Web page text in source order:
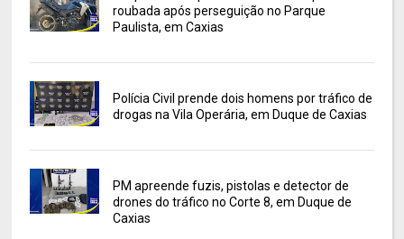
roubada após perseguição no Parque
Paulista, em Caxias
Polícia Civil prende dois homens por tráfico de
drogas na Vila Operária, em Duque de Caxias
PM apreende fuzis, pistolas e detector de
drones do tráfico no Corte 8, em Duque de
Caxias